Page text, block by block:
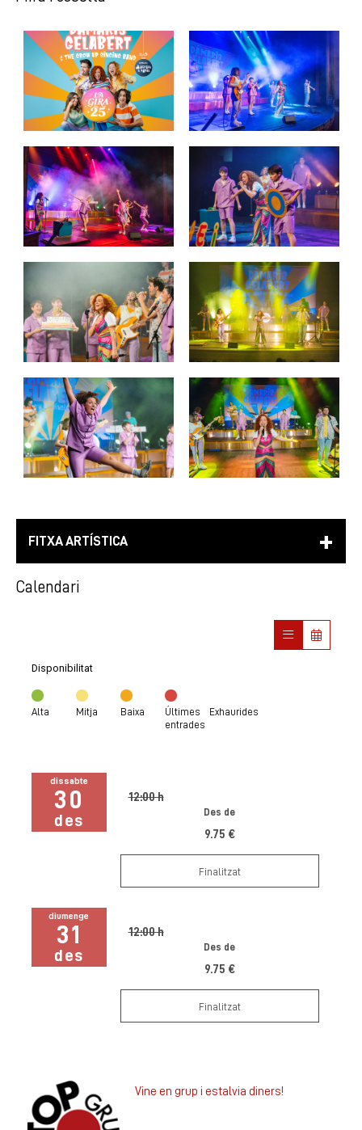
FITXA ARTÍSTICA
Calendari
Disponibilitat
Alta Mitja Baixa
Últimes
entrades
Exhaurides
dissabte
30
des
12:00 h
Des de
9.75 €
Finalitzat
diumenge
31
des
12:00 h
Des de
9.75 €
Finalitzat
Vine en grup i estalvia diners!